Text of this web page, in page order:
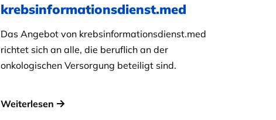
krebsinformationsdienst.med
Das Angebot von krebsinformationsdienst.med
richtet sich an alle, die beruflich an der
onkologischen Versorgung beteiligt sind.
Weiterlesen